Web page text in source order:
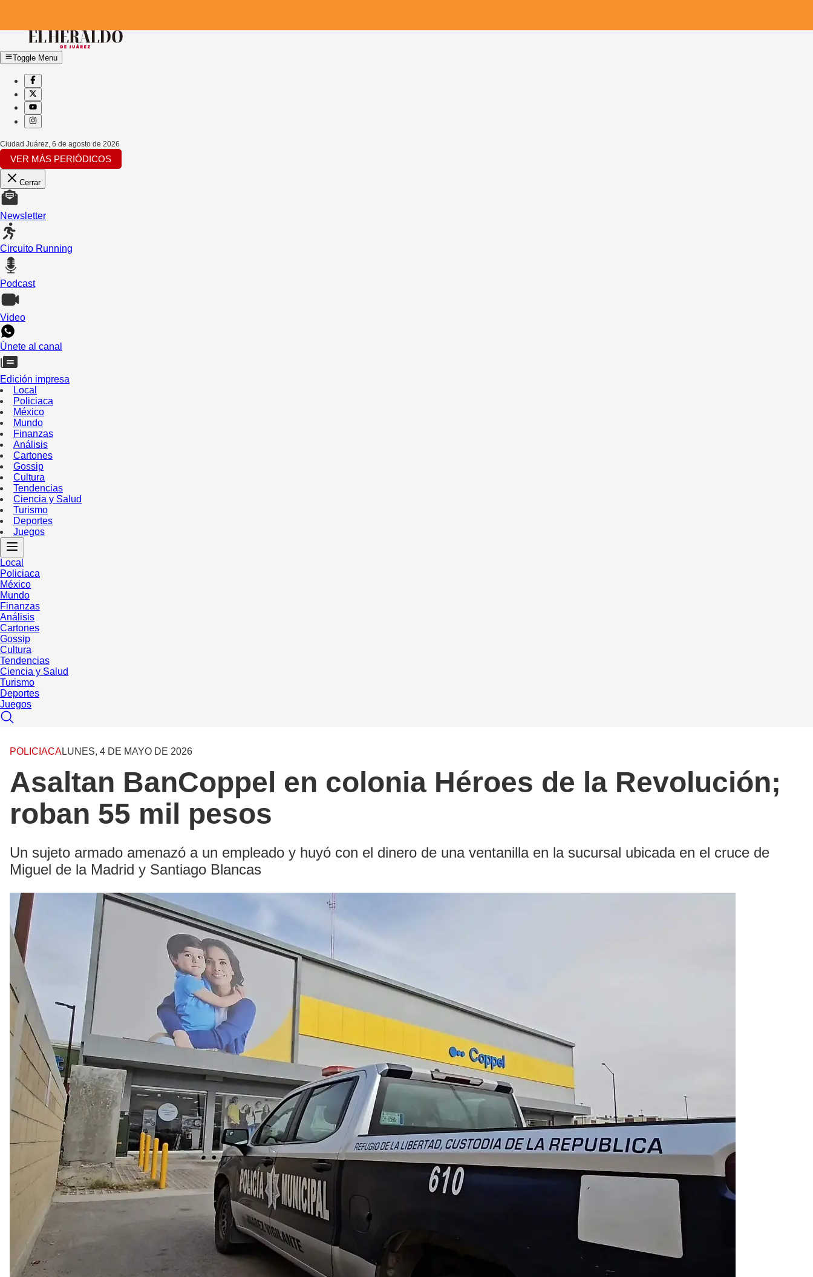
Toggle Menu
Ciudad Juárez 6 de agosto de 2026
VER MÁS PERIÓDICOS
Cerrar
Newsletter
Circuito Running
Podcast
Video
Únete al canal
Edición impresa
Local
Policiaca
México
Mundo
Finanzas
Análisis
Cartones
Gossip
Cultura
Tendencias
Ciencia y Salud
Turismo
Deportes
Juegos
Local
Policiaca
México
Mundo
Finanzas
Análisis
Cartones
Gossip
Cultura
Tendencias
Ciencia y Salud
Turismo
Deportes
Juegos
POLICIACALUNES, 4 DE MAYO DE 2026
Asaltan BanCoppel en colonia Héroes de la Revolución;
roban 55 mil pesos
Un sujeto armado amenazó a un empleado y huyó con el dinero de una ventanilla en la sucursal ubicada en el cruce de
Miguel de la Madrid y Santiago Blancas